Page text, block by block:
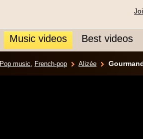
Music videos Best videos
Pop music, French-pop Alizée